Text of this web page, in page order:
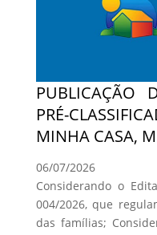
PUBLICAÇÃO
PRÉ-
MINHA CASA,
06/07/2026
Considerando o
004/2026, que
das famílias;